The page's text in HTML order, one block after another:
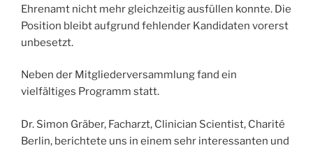
Ehrenamt nicht mehr gleichzeitig ausfüllen konnte. Die
Position bleibt aufgrund fehlender Kandidaten vorerst
unbesetzt.
Neben der Mitgliederversammlung fand ein
vielfältiges Programm statt.
Dr. Simon Gräber, Facharzt, Clinician Scientist, Charité
Berlin, berichtete uns in einem sehr interessanten und